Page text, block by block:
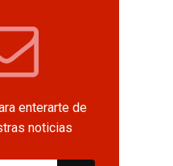
enterarte de
noticias